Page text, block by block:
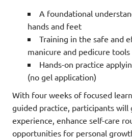
A foundational
hands and feet
Training in the safe and
manicure and pedicure tools
Hands-on practice
(no gel application)
With four weeks of focused
guided practice, participants will
experience, enhance self-care
opportunities for personal